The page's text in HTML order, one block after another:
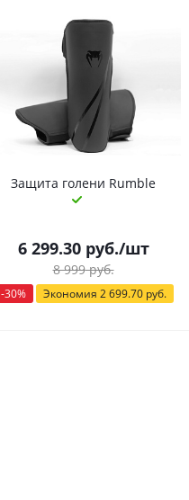
Защита голени Rumble
6 299.30руб./шт
8 999руб.
-30% Экономия 2 699.70руб.